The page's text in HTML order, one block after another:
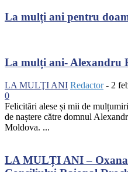
La mulți ani pentru
La mulți ani- Alexandru
LA MULŢI ANI Redactor - 2
0
Felicitări alese și mii de
de naștere către domnul
Moldova. ...
LA MULȚI ANI –